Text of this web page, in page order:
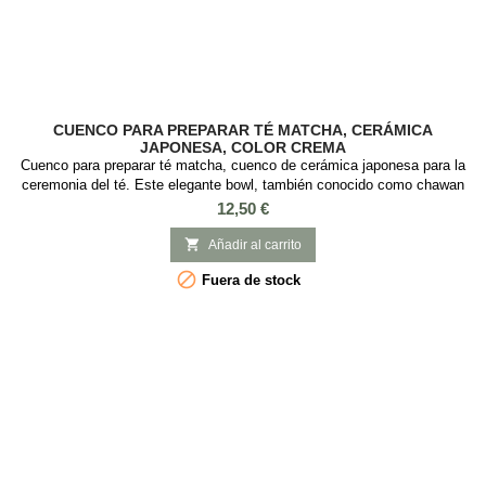
CUENCO PARA PREPARAR TÉ MATCHA, CERÁMICA
JAPONESA, COLOR CREMA
Cuenco para preparar té matcha, cuenco de cerámica japonesa para la
ceremonia del té. Este elegante bowl, también conocido como chawan
es ideal para preparar el té matcha y hacer la tradicional ceremonia del
té japonesa. Material: Cerámica Japonesa Capacidad: 300ml Medidas:
7 cm diámetro x 13 cm alto. 2 Modelos. Contenido: Cuenco de
cerámica japonesa para...
Precio
12,50 €
 Añadir al carrito
 Fuera de stock